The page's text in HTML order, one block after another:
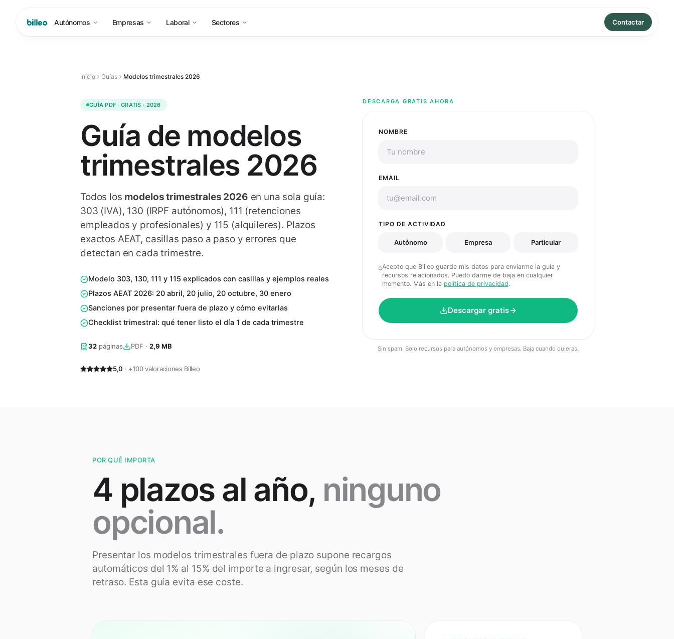
Autónomos Empresas Laboral Sectores Contactar
Inicio Guías Modelos trimestrales 2026
GUÍA PDF · GRATIS · 2026
Guía de modelos
trimestrales 2026
Todos los modelos trimestrales 2026 en una sola guía:
303 (IVA), 130 (IRPF autónomos), 111 (retenciones
empleados y profesionales) y 115 (alquileres). Plazos
exactos AEAT, casillas paso a paso y errores que
detectan en cada trimestre.
Modelo 303, 130, 111 y 115 explicados con casillas y ejemplos reales
Plazos AEAT 2026: 20 abril, 20 julio, 20 octubre, 30 enero
Sanciones por presentar fuera de plazo y cómo evitarlas
Checklist trimestral: qué tener listo el día 1 de cada trimestre
32 páginas PDF · 2,9 MB
5,0 · +100 valoraciones Billeo
DESCARGA GRATIS AHORA
NOMBRE
EMAIL
TIPO DE ACTIVIDAD
Autónomo Empresa Particular
Acepto que Billeo guarde mis datos para enviarme la guía y
recursos relacionados. Puedo darme de baja en cualquier
momento. Más en la política de privacidad.
Descargar gratis
Sin spam. Solo recursos para autónomos y empresas. Baja cuando quieras.
POR QUÉ IMPORTA
4 plazos al año, ninguno
opcional.
Presentar los modelos trimestrales fuera de plazo supone recargos
automáticos del 1% al 15% del importe a ingresar, según los meses de
retraso. Esta guía evita ese coste.